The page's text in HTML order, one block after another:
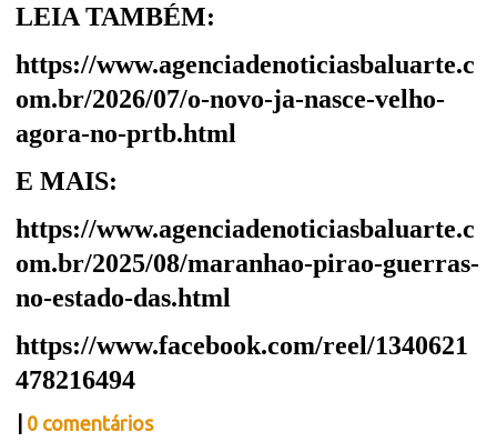
LEIA TAMBÉM:
https://www.agenciadenoticiasbaluarte.c
om.br/2026/07/o-novo-ja-nasce-velho-
agora-no-prtb.html
E MAIS:
https://www.agenciadenoticiasbaluarte.c
om.br/2025/08/maranhao-pirao-guerras-
no-estado-das.html
https://www.facebook.com/reel/1340621
478216494
0 comentários